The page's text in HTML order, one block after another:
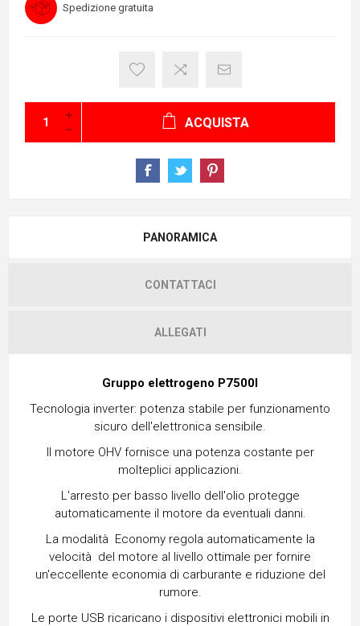
Spedizione gratuita
ACQUISTA
PANORAMICA
CONTATTACI
ALLEGATI
Gruppo elettrogeno P7500I
Tecnologia inverter: potenza stabile per funzionamento
sicuro dell'elettronica sensibile.
Il motore OHV fornisce una potenza costante per
molteplici applicazioni.
L'arresto per basso livello dell'olio protegge
automaticamente il motore da eventuali danni.
La modalità Economy regola automaticamente la
velocità del motore al livello ottimale per fornire
un'eccellente economia di carburante e riduzione del
rumore.
Le porte USB ricaricano i dispositivi elettronici mobili in